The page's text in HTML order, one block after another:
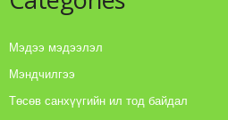
Мэдээ мэдээлэл
Мэндчилгээ
Төсөв санхүүгийн ил тод байдал